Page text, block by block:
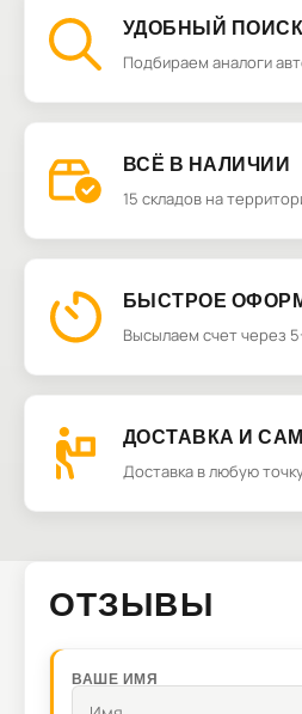
УДОБНЫЙ ПОИСК
Подбираем аналоги
ВСЁ В НАЛИЧИИ
15 складов на
БЫСТРОЕ
Высылаем счет через
ДОСТАВКА И
Доставка в любую
ОТЗЫВЫ
ВАШЕ ИМЯ